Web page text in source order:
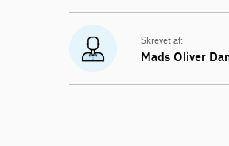
Skrevet af:
Mads Oliver